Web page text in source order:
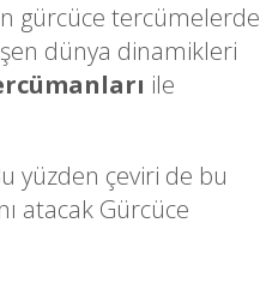
gürcüce tercümelerde
dünya dinamikleri
ile
yüzden çeviri de bu
atacak Gürcüce